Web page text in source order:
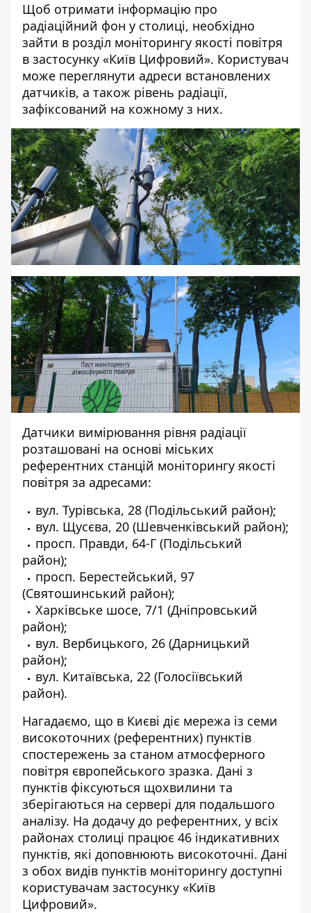
Щоб отримати інформацію про
радіаційний фон у столиці, необхідно
зайти в розділ моніторингу якості повітря
в застосунку «Київ Цифровий». Користувач
може переглянути адреси встановлених
датчиків, а також рівень радіації,
зафіксований на кожному з них.
Датчики вимірювання рівня радіації
розташовані на основі міських
референтних станцій моніторингу якості
повітря за адресами:
вул. Турівська, 28 (Подільський район);
вул. Щусєва, 20 (Шевченківський район);
просп. Правди, 64-Г (Подільський
район);
просп. Берестейський, 97
(Святошинський район);
Харківське шосе, 7/1 (Дніпровський
район);
вул. Вербицького, 26 (Дарницький
район);
вул. Китаївська, 22 (Голосіївський
район).
Нагадаємо, що в Києві діє мережа із семи
високоточних (референтних) пунктів
спостережень за станом атмосферного
повітря європейського зразка. Дані з
пунктів фіксуються щохвилини та
зберігаються на сервері для подальшого
аналізу. На додачу до референтних, у всіх
районах столиці працює 46 індикативних
пунктів, які доповнюють високоточні. Дані
з обох видів пунктів моніторингу доступні
користувачам застосунку «Київ
Цифровий».